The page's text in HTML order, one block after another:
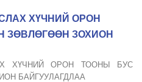
ХҮЧНИЙ ОРОН
ЗӨВЛӨГӨӨН ЗОХИОН
ХҮЧНИЙ ОРОН ТООНЫ БУС
БАЙГУУЛАГДЛАА